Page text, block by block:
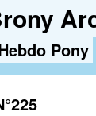
Pony